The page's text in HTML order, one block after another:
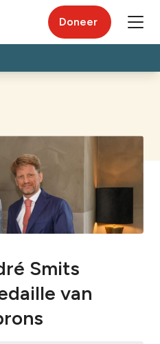
Doneer
Smits
van